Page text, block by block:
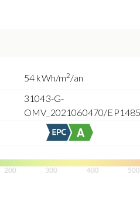
54 kWh/m2/an
31043-G-
OMV_2021060470/